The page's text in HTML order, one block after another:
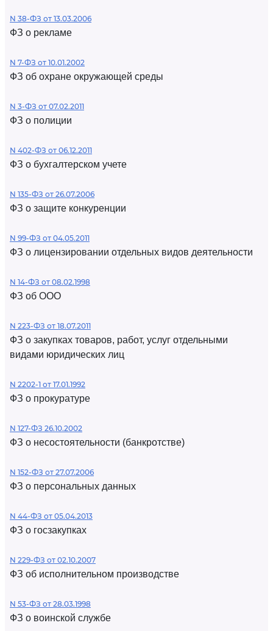
N 38-ФЗ от 13.03.2006
ФЗ о рекламе
N 7-ФЗ от 10.01.2002
ФЗ об охране окружающей среды
N 3-ФЗ от 07.02.2011
ФЗ о полиции
N 402-ФЗ от 06.12.2011
ФЗ о бухгалтерском учете
N 135-ФЗ от 26.07.2006
ФЗ о защите конкуренции
N 99-ФЗ от 04.05.2011
ФЗ о лицензировании отдельных видов деятельности
N 14-ФЗ от 08.02.1998
ФЗ об ООО
N 223-ФЗ от 18.07.2011
ФЗ о закупках товаров, работ, услуг отдельными
видами юридических лиц
N 2202-1 от 17.01.1992
ФЗ о прокуратуре
N 127-ФЗ 26.10.2002
ФЗ о несостоятельности (банкротстве)
N 152-ФЗ от 27.07.2006
ФЗ о персональных данных
N 44-ФЗ от 05.04.2013
ФЗ о госзакупках
N 229-ФЗ от 02.10.2007
ФЗ об исполнительном производстве
N 53-ФЗ от 28.03.1998
ФЗ о воинской службе